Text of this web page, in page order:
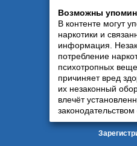
Возможны
В контенте могут
наркотики и
информация.
потребление
психотропных
причиняет вред
их незаконный
влечёт
законодательством